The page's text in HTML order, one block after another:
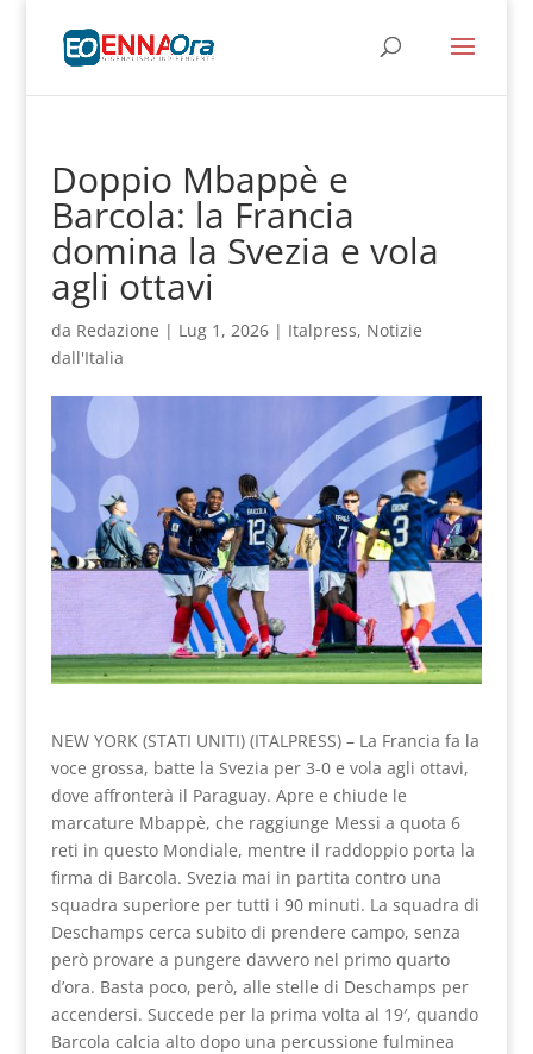
Doppio Mbappè e
Barcola: la Francia
domina la Svezia e vola
agli ottavi
da Redazione | Lug 1, 2026| Italpress, Notizie
dall'Italia
NEW YORK (STATI UNITI) (ITALPRESS) – La Francia fa la
voce grossa, batte la Svezia per 3-0 e vola agli ottavi,
dove affronterà il Paraguay. Apre e chiude le
marcature Mbappè, che raggiunge Messi a quota 6
reti in questo Mondiale, mentre il raddoppio porta la
firma di Barcola. Svezia mai in partita contro una
squadra superiore per tutti i 90 minuti. La squadra di
Deschamps cerca subito di prendere campo, senza
però provare a pungere davvero nel primo quarto
d’ora. Basta poco, però, alle stelle di Deschamps per
accendersi. Succede per la prima volta al 19′, quando
Barcola calcia alto dopo una percussione fulminea